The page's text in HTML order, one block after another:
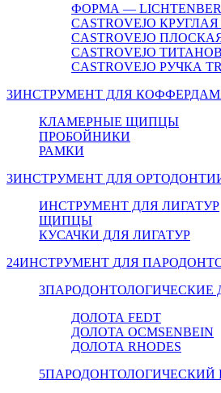
ФОРМА —
CASTROVEJO
CASTROVEJO
CASTROVEJO
CASTROVEJO РУЧКА
3ИНСТРУМЕНТ ДЛЯ
КЛАМЕРНЫЕ ЩИПЦЫ
ПРОБОЙНИКИ
РАМКИ
3ИНСТРУМЕНТ ДЛЯ
ИНСТРУМЕНТ ДЛЯ ЛИГАТУР
ЩИПЦЫ
КУСАЧКИ ДЛЯ ЛИГАТУР
24ИНСТРУМЕНТ ДЛЯ
3ПАРОДОНТОЛОГИЧЕСКИЕ
ДОЛОТА FEDT
ДОЛОТА OCMSENBEIN
ДОЛОТА RHODES
5ПАРОДОНТОЛОГИЧЕСКИЙ